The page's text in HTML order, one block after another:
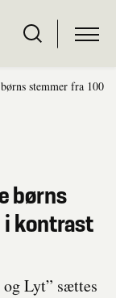
stemmer fra 100
børns
i kontrast
Lyt” sættes